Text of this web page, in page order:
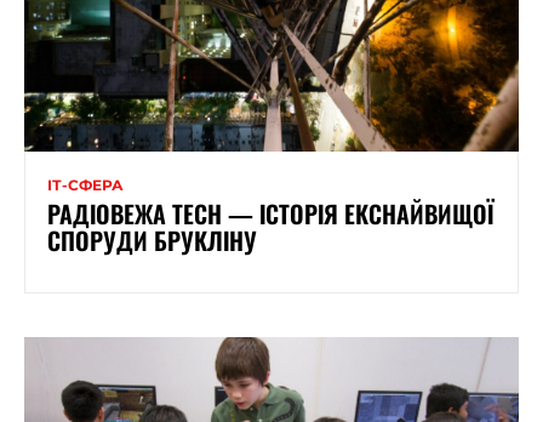
ІТ-СФЕРА
РАДІОВЕЖА TECH — ІСТОРІЯ ЕКСНАЙВИЩОЇ
СПОРУДИ БРУКЛІНУ